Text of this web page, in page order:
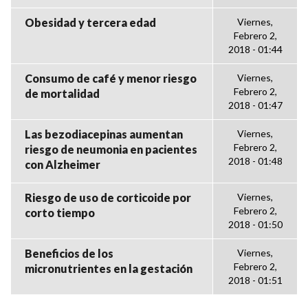
Obesidad y tercera edad
Viernes,
Febrero 2,
2018 - 01:44
Consumo de café y menor riesgo
de mortalidad
Viernes,
Febrero 2,
2018 - 01:47
Las bezodiacepinas aumentan
riesgo de neumonia en pacientes
con Alzheimer
Viernes,
Febrero 2,
2018 - 01:48
Riesgo de uso de corticoide por
corto tiempo
Viernes,
Febrero 2,
2018 - 01:50
Beneficios de los
micronutrientes en la gestación
Viernes,
Febrero 2,
2018 - 01:51